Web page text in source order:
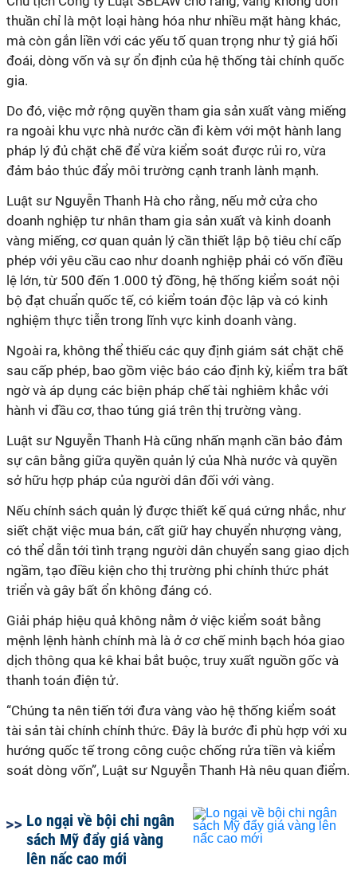
thuần chỉ là một loại hàng hóa như nhiều mặt hàng khác,
mà còn gắn liền với các yếu tố quan trọng như tỷ giá hối
đoái, dòng vốn và sự ổn định của hệ thống tài chính quốc
gia.
Do đó, việc mở rộng quyền tham gia sản xuất vàng miếng
ra ngoài khu vực nhà nước cần đi kèm với một hành lang
pháp lý đủ chặt chẽ để vừa kiểm soát được rủi ro, vừa
đảm bảo thúc đẩy môi trường cạnh tranh lành mạnh.
Luật sư Nguyễn Thanh Hà cho rằng, nếu mở cửa cho
doanh nghiệp tư nhân tham gia sản xuất và kinh doanh
vàng miếng, cơ quan quản lý cần thiết lập bộ tiêu chí cấp
phép với yêu cầu cao như doanh nghiệp phải có vốn điều
lệ lớn, từ 500 đến 1.000 tỷ đồng, hệ thống kiểm soát nội
bộ đạt chuẩn quốc tế, có kiểm toán độc lập và có kinh
nghiệm thực tiễn trong lĩnh vực kinh doanh vàng.
Ngoài ra, không thể thiếu các quy định giám sát chặt chẽ
sau cấp phép, bao gồm việc báo cáo định kỳ, kiểm tra bất
ngờ và áp dụng các biện pháp chế tài nghiêm khắc với
hành vi đầu cơ, thao túng giá trên thị trường vàng.
Luật sư Nguyễn Thanh Hà cũng nhấn mạnh cần bảo đảm
sự cân bằng giữa quyền quản lý của Nhà nước và quyền
sở hữu hợp pháp của người dân đối với vàng.
Nếu chính sách quản lý được thiết kế quá cứng nhắc, như
siết chặt việc mua bán, cất giữ hay chuyển nhượng vàng,
có thể dẫn tới tình trạng người dân chuyển sang giao dịch
ngầm, tạo điều kiện cho thị trường phi chính thức phát
triển và gây bất ổn không đáng có.
Giải pháp hiệu quả không nằm ở việc kiểm soát bằng
mệnh lệnh hành chính mà là ở cơ chế minh bạch hóa giao
dịch thông qua kê khai bắt buộc, truy xuất nguồn gốc và
thanh toán điện tử.
“Chúng ta nên tiến tới đưa vàng vào hệ thống kiểm soát
tài sản tài chính chính thức. Đây là bước đi phù hợp với xu
hướng quốc tế trong công cuộc chống rửa tiền và kiểm
soát dòng vốn”, Luật sư Nguyễn Thanh Hà nêu quan điểm.
Lo ngại về bội chi ngân
sách Mỹ đẩy giá vàng
lên nấc cao mới